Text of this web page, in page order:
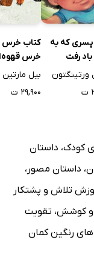
که به
باد رفت
کتاب خرس
خرس
می‌بینی؟بیل
۲۹,۹۰۰ ت
کودک، داستان
، داستان مصور ،
تلاش و پشتکار
و کوشش، تقویت
رنگین کمان